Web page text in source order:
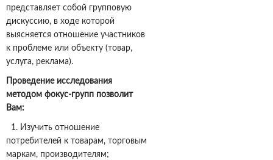
представляет собой групповую
дискуссию, в ходе которой
выясняется отношение участников
к проблеме или объекту (товар,
услуга, реклама).
Проведение исследования
методом фокус-групп позволит
Вам:
1. Изучить отношение
потребителей к товарам, торговым
маркам, производителям;